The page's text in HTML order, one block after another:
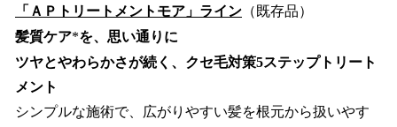
「ＡＰトリートメントモア」ライン （既存品）
髪質ケア*を、思い通りに
ツヤとやわらかさが続く、クセ毛対策5ステップトリート
メント
シンプルな施術で、広がりやすい髪を根元から扱いやす